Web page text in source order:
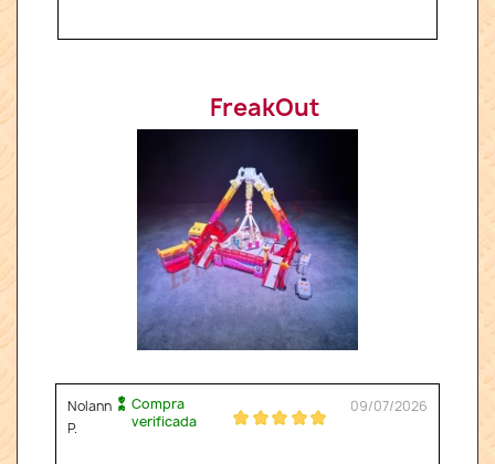
FreakOut
Nolann
P.
Compra
verificada
09/07/2026